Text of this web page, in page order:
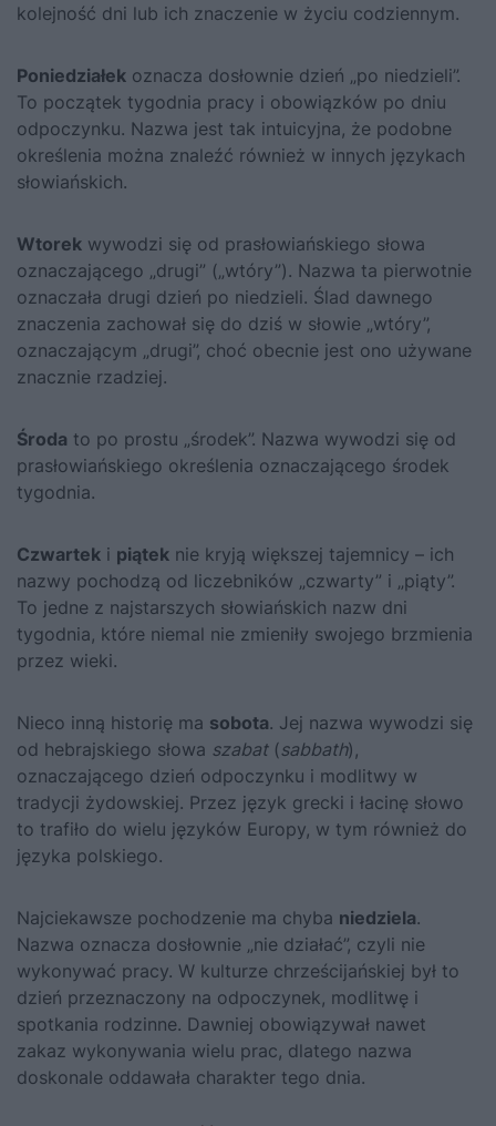
kolejność dni lub ich znaczenie w życiu codziennym.
Poniedziałek oznacza dosłownie dzień „po niedzieli”.
To początek tygodnia pracy i obowiązków po dniu
odpoczynku. Nazwa jest tak intuicyjna, że podobne
określenia można znaleźć również w innych językach
słowiańskich.
Wtorek wywodzi się od prasłowiańskiego słowa
oznaczającego „drugi” („wtóry”). Nazwa ta pierwotnie
oznaczała drugi dzień po niedzieli. Ślad dawnego
znaczenia zachował się do dziś w słowie „wtóry”,
oznaczającym „drugi”, choć obecnie jest ono używane
znacznie rzadziej.
Środa to po prostu „środek”. Nazwa wywodzi się od
prasłowiańskiego określenia oznaczającego środek
tygodnia.
Czwartek i piątek nie kryją większej tajemnicy – ich
nazwy pochodzą od liczebników „czwarty” i „piąty”.
To jedne z najstarszych słowiańskich nazw dni
tygodnia, które niemal nie zmieniły swojego brzmienia
przez wieki.
Nieco inną historię ma sobota. Jej nazwa wywodzi się
od hebrajskiego słowa szabat(sabbath),
oznaczającego dzień odpoczynku i modlitwy w
tradycji żydowskiej. Przez język grecki i łacinę słowo
to trafiło do wielu języków Europy, w tym również do
języka polskiego.
Najciekawsze pochodzenie ma chyba niedziela.
Nazwa oznacza dosłownie „nie działać”, czyli nie
wykonywać pracy. W kulturze chrześcijańskiej był to
dzień przeznaczony na odpoczynek, modlitwę i
spotkania rodzinne. Dawniej obowiązywał nawet
zakaz wykonywania wielu prac, dlatego nazwa
doskonale oddawała charakter tego dnia.